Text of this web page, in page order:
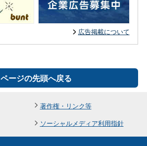
広告掲載について
ページの先頭へ戻る
著作権・リンク等
ソーシャルメディア利用指針